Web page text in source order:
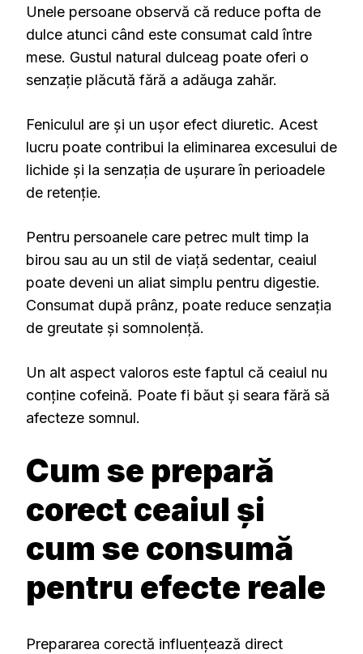
Unele persoane observă că reduce pofta de
dulce atunci când este consumat cald între
mese. Gustul natural dulceag poate oferi o
senzație plăcută fără a adăuga zahăr.
Feniculul are și un ușor efect diuretic. Acest
lucru poate contribui la eliminarea excesului de
lichide și la senzația de ușurare în perioadele
de retenție.
Pentru persoanele care petrec mult timp la
birou sau au un stil de viață sedentar, ceaiul
poate deveni un aliat simplu pentru digestie.
Consumat după prânz, poate reduce senzația
de greutate și somnolență.
Un alt aspect valoros este faptul că ceaiul nu
conține cofeină. Poate fi băut și seara fără să
afecteze somnul.
Cum se prepară
corect ceaiul și
cum se consumă
pentru efecte reale
Prepararea corectă influențează direct